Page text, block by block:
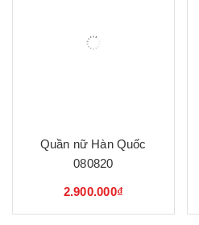
Quần nữ Hàn Quốc
080820
2.900.000₫